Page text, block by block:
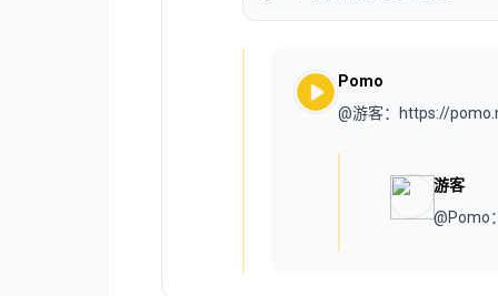
Pomo
@游客：https://
游客
@Pomo